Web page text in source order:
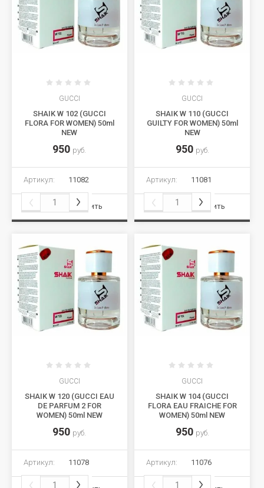
GUCCI
SHAIK W 102 (GUCCI
FLORA FOR WOMEN) 50ml
NEW
950 руб.
Артикул: 11082
Сравнить
GUCCI
SHAIK W 110 (GUCCI
GUILTY FOR WOMEN) 50ml
NEW
950 руб.
Артикул: 11081
Сравнить
GUCCI
SHAIK W 120 (GUCCI EAU
DE PARFUM 2 FOR
WOMEN) 50ml NEW
950 руб.
Артикул: 11078
GUCCI
SHAIK W 104 (GUCCI
FLORA EAU FRAICHE FOR
WOMEN) 50ml NEW
950 руб.
Артикул: 11076